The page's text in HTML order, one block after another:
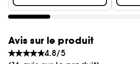
Avis sur le produit
4.8/5